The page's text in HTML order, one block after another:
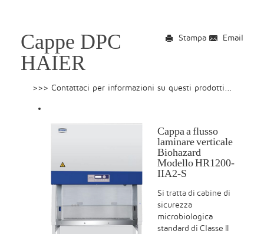
Email
Stampa
Cappe DPC
HAIER
>>> Contattaci per informazioni su questi prodotti...
Cappa a flusso
laminare verticale
Biohazard
Modello HR1200-
IIA2-S
Si tratta di cabine di
sicurezza
microbiologica
standard di Classe II